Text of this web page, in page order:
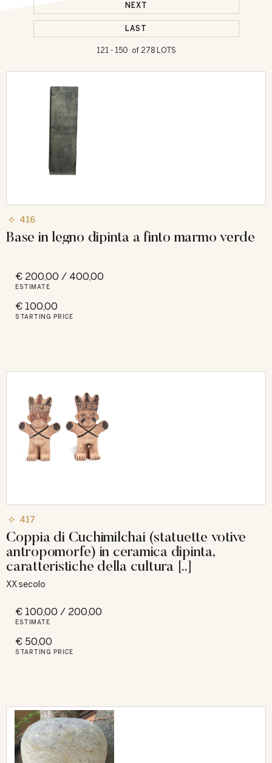
121 - 150 of 278 LOTS
NEXT
LAST
416
Base in legno dipinta a finto marmo verde
€ 200,00 / 400,00
ESTIMATE
€ 100,00
STARTING PRICE
417
Coppia di Cuchimilchai (statuette votive
antropomorfe) in ceramica dipinta,
caratteristiche della cultura [..]
XX secolo
€ 100,00 / 200,00
ESTIMATE
€ 50,00
STARTING PRICE